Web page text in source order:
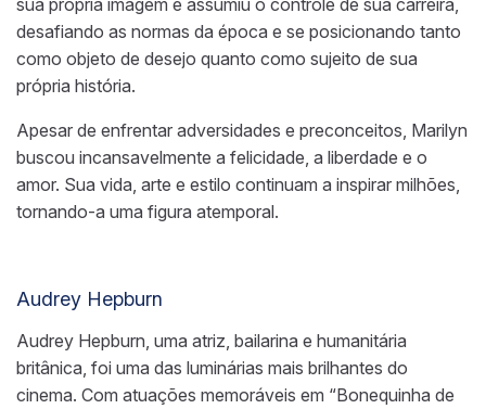
desafiando as normas da época e se posicionando tanto
como objeto de desejo quanto como sujeito de sua
própria história.
Apesar de enfrentar adversidades e preconceitos, Marilyn
buscou incansavelmente a felicidade, a liberdade e o
amor. Sua vida, arte e estilo continuam a inspirar milhões,
tornando-a uma figura atemporal.
Audrey Hepburn
Audrey Hepburn, uma atriz, bailarina e humanitária
britânica, foi uma das luminárias mais brilhantes do
cinema. Com atuações memoráveis em “Bonequinha de